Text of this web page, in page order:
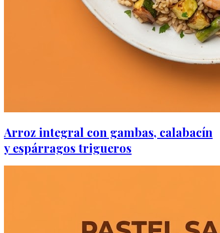
Arroz integral con gambas, calabacín
y espárragos trigueros